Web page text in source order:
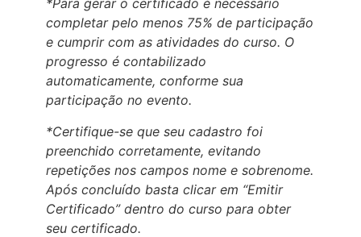
*Para gerar o certificado é necessário
completar pelo menos 75% de participação
e cumprir com as atividades do curso. O
progresso é contabilizado
automaticamente, conforme sua
participação no evento.
*Certifique-se que seu cadastro foi
preenchido corretamente, evitando
repetições nos campos nome e sobrenome.
Após concluído basta clicar em “Emitir
Certificado” dentro do curso para obter
seu certificado.